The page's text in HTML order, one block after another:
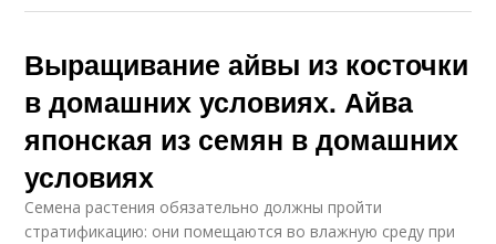
Выращивание айвы из косточки
в домашних условиях. Айва
японская из семян в домашних
условиях
Семена растения обязательно должны пройти
стратификацию: они помещаются во влажную среду при